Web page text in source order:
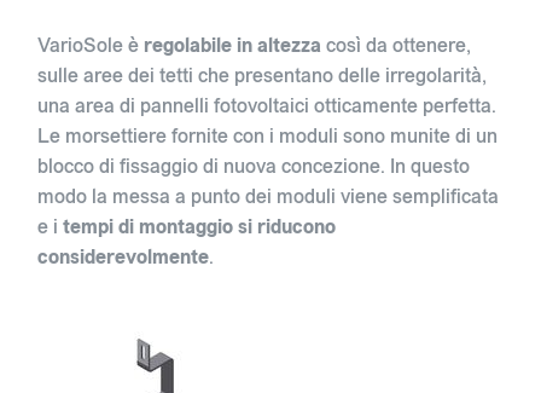
VarioSole è regolabile in altezza così da ottenere,
sulle aree dei tetti che presentano delle irregolarità,
una area di pannelli fotovoltaici otticamente perfetta.
Le morsettiere fornite con i moduli sono munite di un
blocco di fissaggio di nuova concezione. In questo
modo la messa a punto dei moduli viene semplificata
e i tempi di montaggio si riducono
considerevolmente.